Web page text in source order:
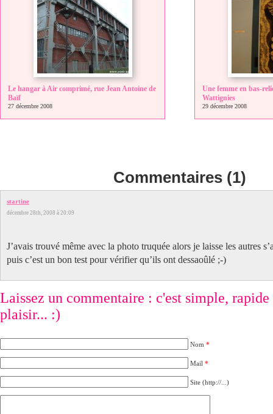
Le hangar à Air comprimé, rue Jean Antoine de
Baïf
27 décembre 2008
Une femme en bas-
Wattignies
29 décembre 2008
Commentaires (1)
startine
décembre 28th, 2008 à 20:09
J’avais trouvé même avec la photo truquée alors je laisse les autres
puis c’est un bon test pour vérifier qu’ils ont dessaoûlé ;-)
Laissez un commentaire : c'est simple,
plaisir... :)
Nom *
Mail *
Site (http://...)